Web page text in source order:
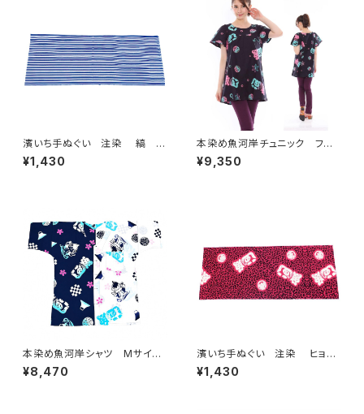
濱いち手ぬぐい 注染 縞 鰹
縞 伝統染色技法 特岡 綿1
00％ 浴衣生地 本染め 日
¥1,430
本染め魚河岸チュニック フリ
ーサイズ 浴衣生地 涼麻柄
黒×ピンク・水色グラデーショ
¥9,350
本染め魚河岸シャツ Mサイ
ズ 認定証付き 木綿晒 日本
製 やいちゃんスペシャル 注染
¥8,470
濱いち手ぬぐい 注染 ヒョウ
柄 ネオンピンク×ホワイト 伝
統染色技法 レオパード柄 特
¥1,430